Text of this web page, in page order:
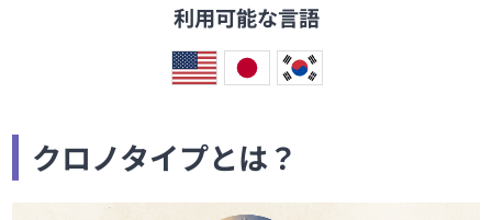
利用可能な言語
クロノタイプとは？